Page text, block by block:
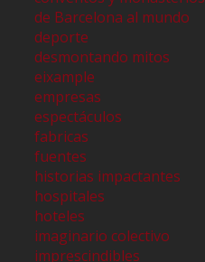
de Barcelona al mundo
deporte
desmontando mitos
eixample
empresas
espectáculos
fabricas
fuentes
historias impactantes
hospitales
hoteles
imaginario colectivo
imprescindibles